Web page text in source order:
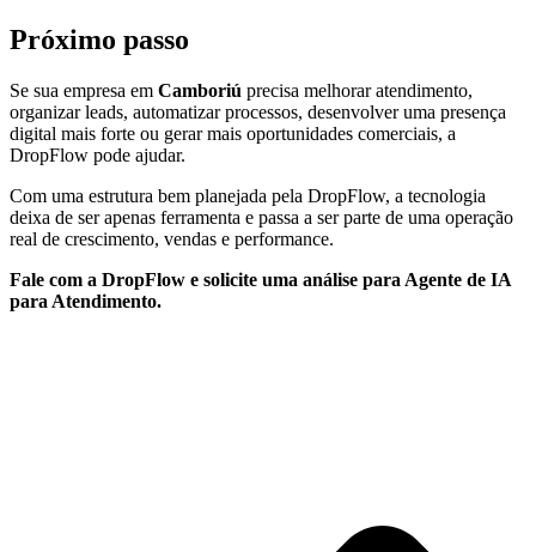
Próximo passo
Se sua empresa em Camboriú precisa melhorar atendimento,
organizar leads, automatizar processos, desenvolver uma presença
digital mais forte ou gerar mais oportunidades comerciais, a
DropFlow pode ajudar.
Com uma estrutura bem planejada pela DropFlow, a tecnologia
deixa de ser apenas ferramenta e passa a ser parte de uma operação
real de crescimento, vendas e performance.
Fale com a DropFlow e solicite uma análise para Agente de IA
para Atendimento.